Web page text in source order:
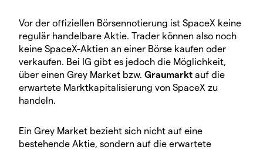
Vor der offiziellen Börsennotierung ist SpaceX keine
regulär handelbare Aktie. Trader können also noch
keine SpaceX-Aktien an einer Börse kaufen oder
verkaufen. Bei IG gibt es jedoch die Möglichkeit,
über einen Grey Market bzw. Graumarkt auf die
erwartete Marktkapitalisierung von SpaceX zu
handeln.
Ein Grey Market bezieht sich nicht auf eine
bestehende Aktie, sondern auf die erwartete